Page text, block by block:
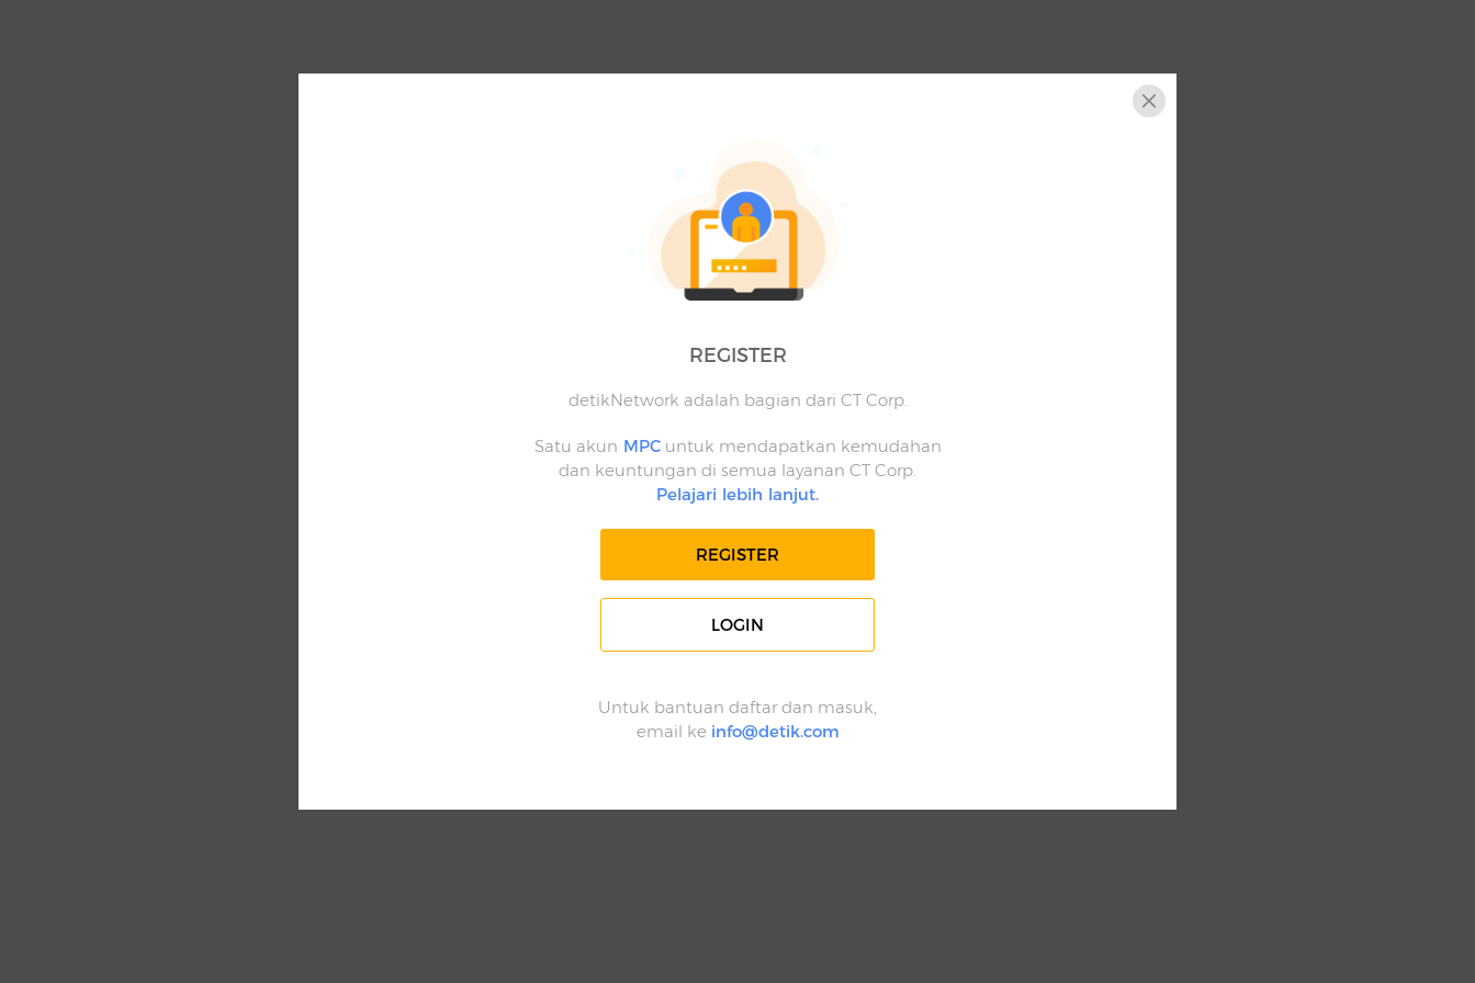
REGISTER
detikNetwork adalah bagian dari CT Corp.
Satu akun MPCuntuk mendapatkan kemudahan
dan keuntungan di semua layanan CT Corp.
Pelajari lebih lanjut.
REGISTER
LOGIN
Untuk bantuan daftar dan masuk,
email ke info@detik.com